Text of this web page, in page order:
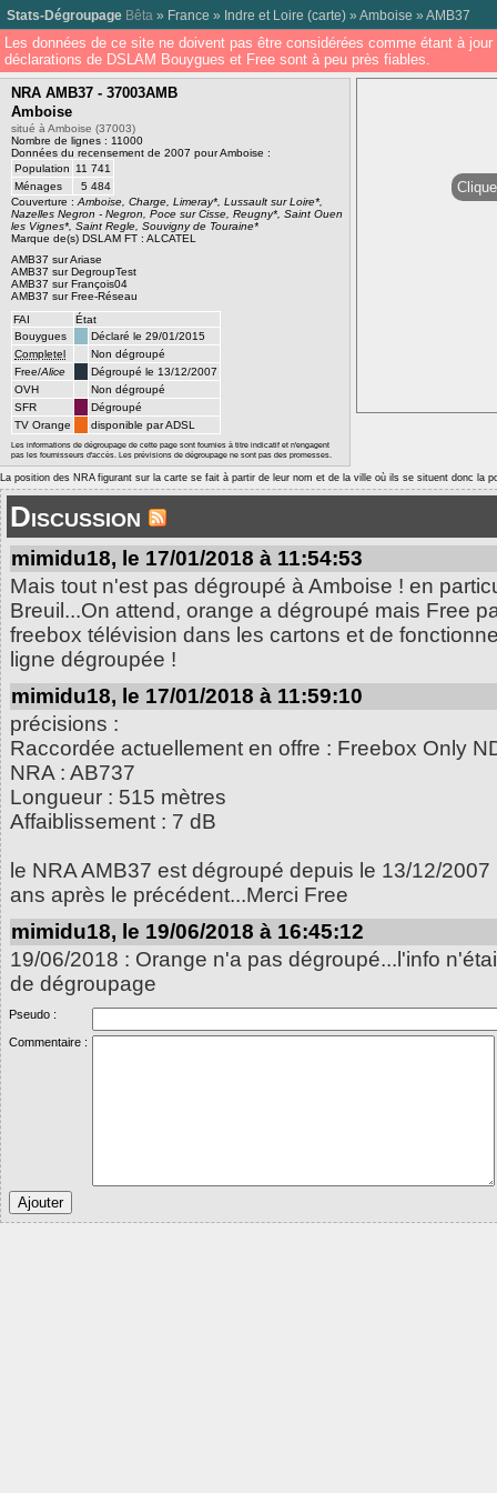
Stats-Dégroupage Bêta » France » Indre et Loire (carte) » Amboise » AMB37
Les données de ce site ne doivent pas être considérées comme étant à
déclarations de DSLAM Bouygues et Free sont à peu près fiables.
NRA AMB37 - 37003AMB
Amboise
situé à Amboise (37003)
Nombre de lignes : 11000
Données du recensement de 2007 pour Amboise :
Population
11 741
Ménages
5 484
Couverture : Amboise, Charge, Limeray*, Lussault sur Loire*,
Nazelles Negron - Negron, Poce sur Cisse, Reugny*, Saint Ouen
les Vignes*, Saint Regle, Souvigny de Touraine*
Marque de(s) DSLAM FT : ALCATEL
AMB37 sur Ariase
AMB37 sur DegroupTest
AMB37 sur François04
AMB37 sur Free-Réseau
FAI
État
Bouygues
Déclaré le 29/01/2015
Completel
Non dégroupé
Free/Alice
Dégroupé le 13/12/2007
OVH
Non dégroupé
SFR
Dégroupé
TV Orange
disponible par ADSL
Les informations de dégroupage de cette page sont fournies à titre indicatif et n'engagent
pas les fournisseurs d'accès. Les prévisions de dégroupage ne sont pas des promesses.
La position des NRA figurant sur la carte se fait à partir de leur nom et de la ville où ils se situent donc la
Discussion
mimidu18, le 17/01/2018 à 11:54:53
Mais tout n'est pas dégroupé à Amboise ! en
Breuil...On attend, orange a dégroupé mais Free
freebox télévision dans les cartons et de
ligne dégroupée !
mimidu18, le 17/01/2018 à 11:59:10
précisions :
Raccordée actuellement en offre : Freebox Only
NRA : AB737
Longueur : 515 mètres
Affaiblissement : 7 dB
le NRA AMB37 est dégroupé depuis le 13/12/
ans après le précédent...Merci Free
mimidu18, le 19/06/2018 à 16:45:12
19/06/2018 : Orange n'a pas dégroupé...l'info
de dégroupage
Pseudo :
Commentaire :